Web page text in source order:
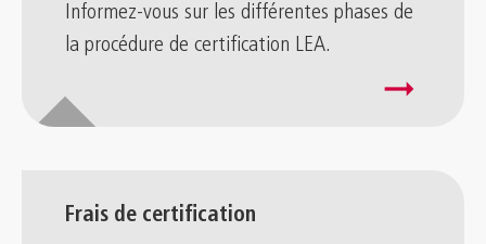
Informez-vous sur les différentes phases de
la procédure de certification LEA.
arrow_right_alt
Frais de certification